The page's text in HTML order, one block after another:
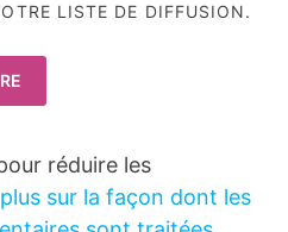
LISTE DE DIFFUSION.
réduire les
sur la façon dont les